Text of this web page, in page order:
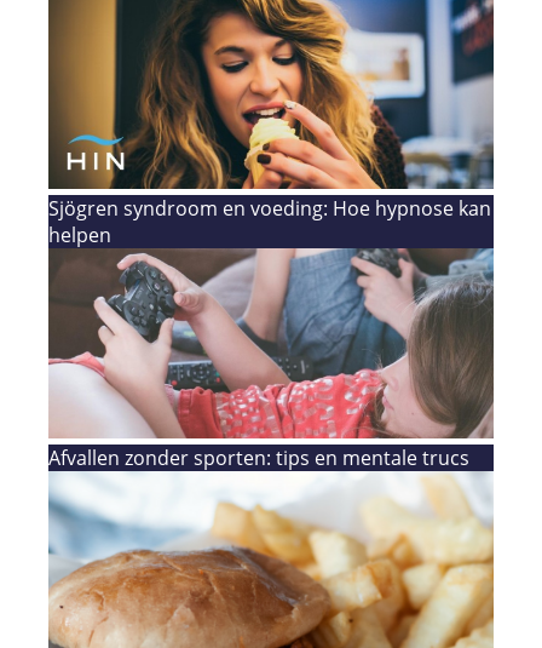
Sjögren syndroom en voeding: Hoe hypnose kan
helpen
Afvallen zonder sporten: tips en mentale trucs